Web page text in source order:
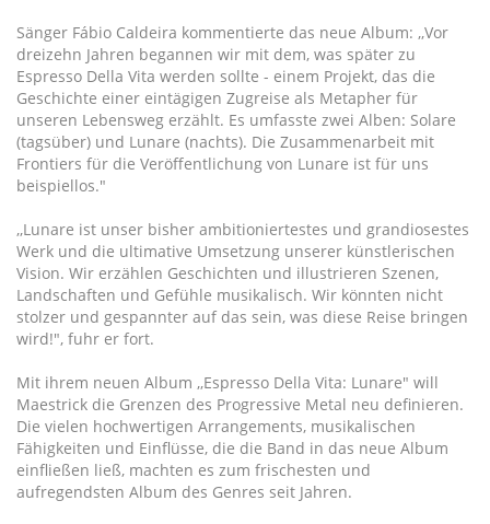
Sänger Fábio Caldeira kommentierte das neue Album: ,,Vor
dreizehn Jahren begannen wir mit dem, was später zu
Espresso Della Vita werden sollte - einem Projekt, das die
Geschichte einer eintägigen Zugreise als Metapher für
unseren Lebensweg erzählt. Es umfasste zwei Alben: Solare
(tagsüber) und Lunare (nachts). Die Zusammenarbeit mit
Frontiers für die Veröffentlichung von Lunare ist für uns
beispiellos."
,,Lunare ist unser bisher ambitioniertestes und grandiosestes
Werk und die ultimative Umsetzung unserer künstlerischen
Vision. Wir erzählen Geschichten und illustrieren Szenen,
Landschaften und Gefühle musikalisch. Wir könnten nicht
stolzer und gespannter auf das sein, was diese Reise bringen
wird!", fuhr er fort.
Mit ihrem neuen Album ,,Espresso Della Vita: Lunare" will
Maestrick die Grenzen des Progressive Metal neu definieren.
Die vielen hochwertigen Arrangements, musikalischen
Fähigkeiten und Einflüsse, die die Band in das neue Album
einfließen ließ, machten es zum frischesten und
aufregendsten Album des Genres seit Jahren.